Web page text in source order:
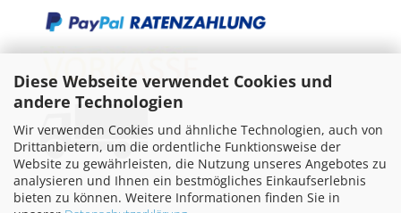
Diese Webseite verwendet Cookies und
andere Technologien
Wir verwenden Cookies und ähnliche Technologien, auch von
Drittanbietern, um die ordentliche Funktionsweise der
Website zu gewährleisten, die Nutzung unseres Angebotes zu
analysieren und Ihnen ein bestmögliches Einkaufserlebnis
bieten zu können. Weitere Informationen finden Sie in